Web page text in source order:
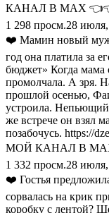
КАНАЛ В МАХ
1 298 просм.28
❤️ Мамин новый муж
год она платила за
бюджет» Когда мама
промолчала. А зря.
прошлой осенью,
устроила.
же встрече он взял
позабочусь. https://
МОЙ КАНАЛ В МАХ
1 332 просм.28
❤️ Гостья
сорвалась на крик
коробку с лентой?